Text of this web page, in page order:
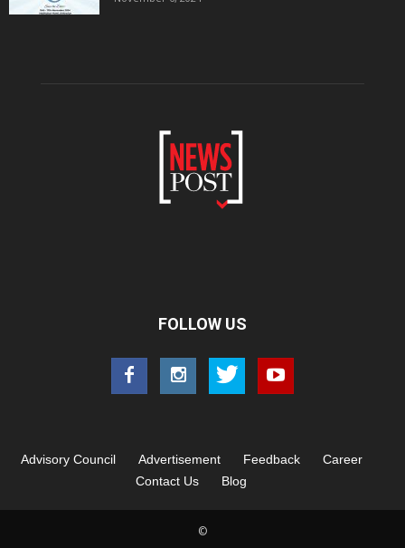
FOLLOW US
Advisory Council Advertisement Feedback
Career
Contact Us
Blog
©